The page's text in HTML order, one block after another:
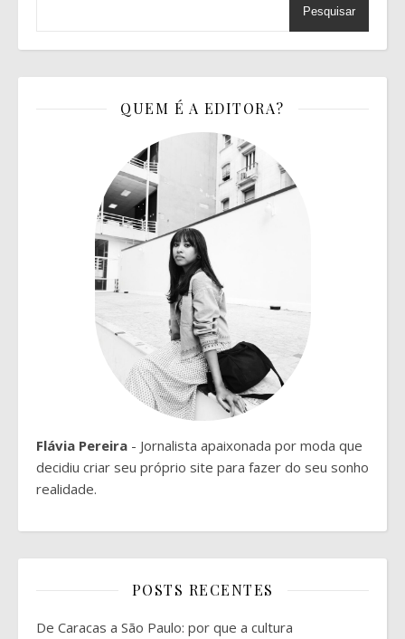
Pesquisar
QUEM É A EDITORA?
Flávia Pereira - Jornalista apaixonada por moda que
decidiu criar seu próprio site para fazer do seu sonho
realidade.
POSTS RECENTES
De Caracas a São Paulo: por que a cultura